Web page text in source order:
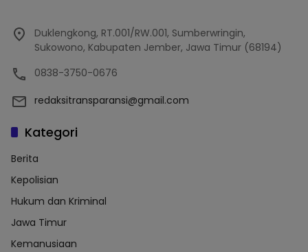
Duklengkong, RT.001/RW.001, Sumberwringin,
Sukowono, Kabupaten Jember, Jawa Timur (68194)
0838-3750-0676
redaksitransparansi@gmail.com
Kategori
Berita
Kepolisian
Hukum dan Kriminal
Jawa Timur
Kemanusiaan